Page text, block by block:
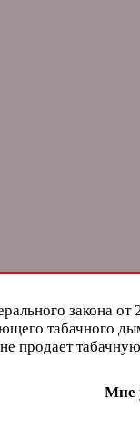
закона
табачного
продает
Мне